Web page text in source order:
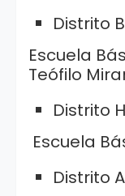
Distrito
Escuela
Teófilo
Distrito
Escuela
Distrito